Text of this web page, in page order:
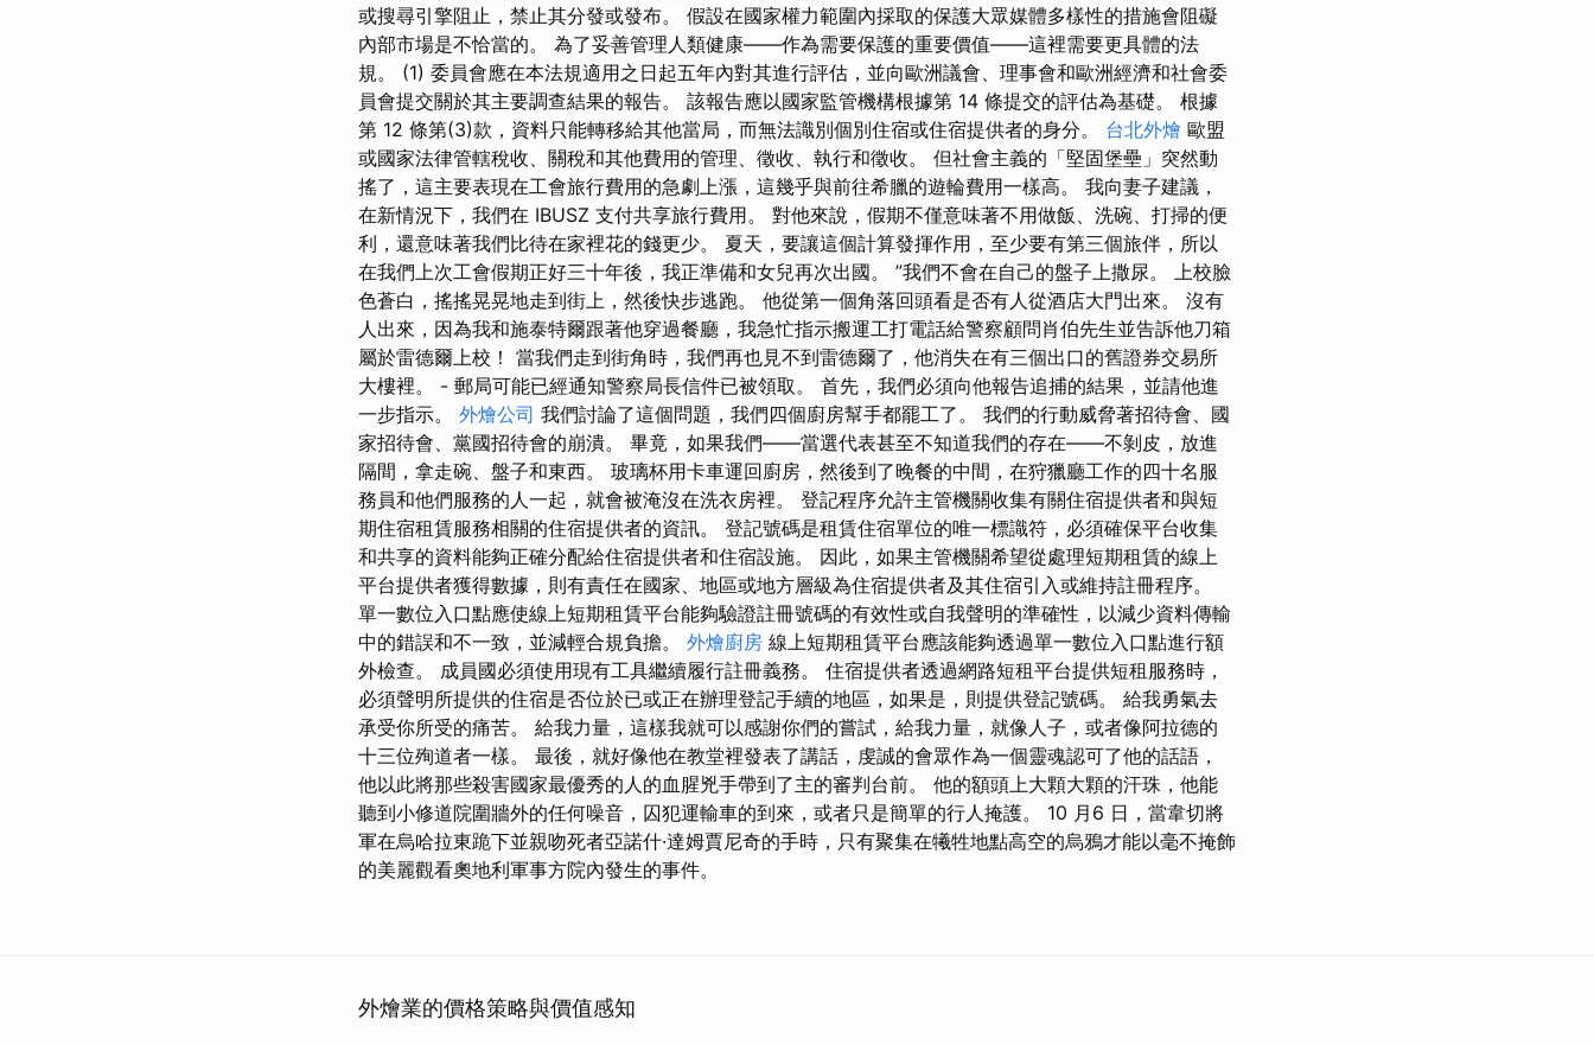
或搜尋引擎阻止，禁止其分發或發布。 假設在國家權力範圍內採取的保護大眾媒體多樣性的措施會阻礙
內部市場是不恰當的。 為了妥善管理人類健康——作為需要保護的重要價值——這裡需要更具體的法
規。 (1) 委員會應在本法規適用之日起五年內對其進行評估，並向歐洲議會、理事會和歐洲經濟和社會委
員會提交關於其主要調查結果的報告。 該報告應以國家監管機構根據第 14 條提交的評估為基礎。 根據
第 12 條第(3)款，資料只能轉移給其他當局，而無法識別個別住宿或住宿提供者的身分。 台北外燴 歐盟
或國家法律管轄稅收、關稅和其他費用的管理、徵收、執行和徵收。 但社會主義的「堅固堡壘」突然動
搖了，這主要表現在工會旅行費用的急劇上漲，這幾乎與前往希臘的遊輪費用一樣高。 我向妻子建議，
在新情況下，我們在 IBUSZ 支付共享旅行費用。 對他來說，假期不僅意味著不用做飯、洗碗、打掃的便
利，還意味著我們比待在家裡花的錢更少。 夏天，要讓這個計算發揮作用，至少要有第三個旅伴，所以
在我們上次工會假期正好三十年後，我正準備和女兒再次出國。 ”我們不會在自己的盤子上撒尿。 上校臉
色蒼白，搖搖晃晃地走到街上，然後快步逃跑。 他從第一個角落回頭看是否有人從酒店大門出來。 沒有
人出來，因為我和施泰特爾跟著他穿過餐廳，我急忙指示搬運工打電話給警察顧問肖伯先生並告訴他刀箱
屬於雷德爾上校！ 當我們走到街角時，我們再也見不到雷德爾了，他消失在有三個出口的舊證券交易所
大樓裡。 - 郵局可能已經通知警察局長信件已被領取。 首先，我們必須向他報告追捕的結果，並請他進
一步指示。 外燴公司 我們討論了這個問題，我們四個廚房幫手都罷工了。 我們的行動威脅著招待會、國
家招待會、黨國招待會的崩潰。 畢竟，如果我們——當選代表甚至不知道我們的存在——不剝皮，放進
隔間，拿走碗、盤子和東西。 玻璃杯用卡車運回廚房，然後到了晚餐的中間，在狩獵廳工作的四十名服
務員和他們服務的人一起，就會被淹沒在洗衣房裡。 登記程序允許主管機關收集有關住宿提供者和與短
期住宿租賃服務相關的住宿提供者的資訊。 登記號碼是租賃住宿單位的唯一標識符，必須確保平台收集
和共享的資料能夠正確分配給住宿提供者和住宿設施。 因此，如果主管機關希望從處理短期租賃的線上
平台提供者獲得數據，則有責任在國家、地區或地方層級為住宿提供者及其住宿引入或維持註冊程序。
單一數位入口點應使線上短期租賃平台能夠驗證註冊號碼的有效性或自我聲明的準確性，以減少資料傳輸
中的錯誤和不一致，並減輕合規負擔。 外燴廚房 線上短期租賃平台應該能夠透過單一數位入口點進行額
外檢查。 成員國必須使用現有工具繼續履行註冊義務。 住宿提供者透過網路短租平台提供短租服務時，
必須聲明所提供的住宿是否位於已或正在辦理登記手續的地區，如果是，則提供登記號碼。 給我勇氣去
承受你所受的痛苦。 給我力量，這樣我就可以感謝你們的嘗試，給我力量，就像人子，或者像阿拉德的
十三位殉道者一樣。 最後，就好像他在教堂裡發表了講話，虔誠的會眾作為一個靈魂認可了他的話語，
他以此將那些殺害國家最優秀的人的血腥兇手帶到了主的審判台前。 他的額頭上大顆大顆的汗珠，他能
聽到小修道院圍牆外的任何噪音，囚犯運輸車的到來，或者只是簡單的行人掩護。 10 月6 日，當韋切將
軍在烏哈拉東跪下並親吻死者亞諾什·達姆賈尼奇的手時，只有聚集在犧牲地點高空的烏鴉才能以毫不掩飾
的美麗觀看奧地利軍事方院內發生的事件。
外燴業的價格策略與價值感知